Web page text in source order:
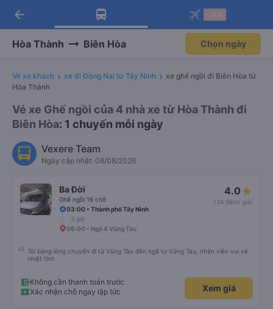
Tải app Vexere ngay!
Nhận ưu đãi thành viên độc
Mở app
Tải app Vexere
-30k/ghế khi đặt vé máy bay qua
Mở app
arrow_back
Hòa Thành Biên Hòa Chọn ngày
Vé xe khách xe đi Đồng Nai từ Tây Ninh
xe ghế ngồi đi Biên Hòa từ
Hòa Thành
Vé xe Ghế ngồi của 4 nhà xe từ Hòa Thành đi
Biên Hòa: 1 chuyến mỗi ngày
Vexere Team
Ngày cập nhật: 08/08/2026
Ba Đời
Ghế ngồi 16 chỗ
4.0
(34 đánh giá)
03:00 • Thành phố Tây Ninh
3 giờ
06:00 • Ngã 4 Vũng Tàu
Tôi bằng lòng chuyến đi từ Vũng Tàu đến ngã tư Vũng Tàu, nhân viên vui vẻ
nhiệt tình
Không cần thanh toán trước
Xác nhận chỗ ngay lập tức
Xem giá